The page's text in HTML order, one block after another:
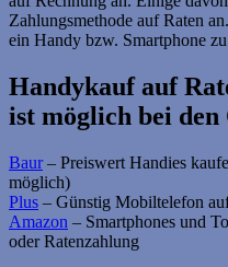
Zahlungsmethode auf Raten
ein Handy bzw. Smartphone
Handykauf auf
ist möglich bei den
Baur– Preiswert Handies
möglich)
Plus – Günstig Mobiltelefon
Amazon – Smartphones und
oder Ratenzahlung